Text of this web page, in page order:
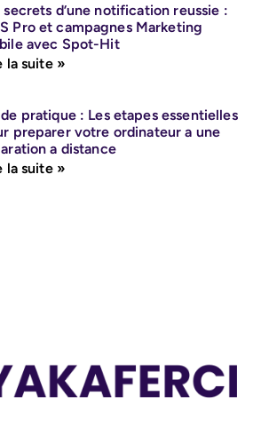
secrets d’une notification reussie :
Pro et campagnes Marketing
avec Spot-Hit
la suite »
pratique : Les etapes essentielles
preparer votre ordinateur a une
a distance
la suite »